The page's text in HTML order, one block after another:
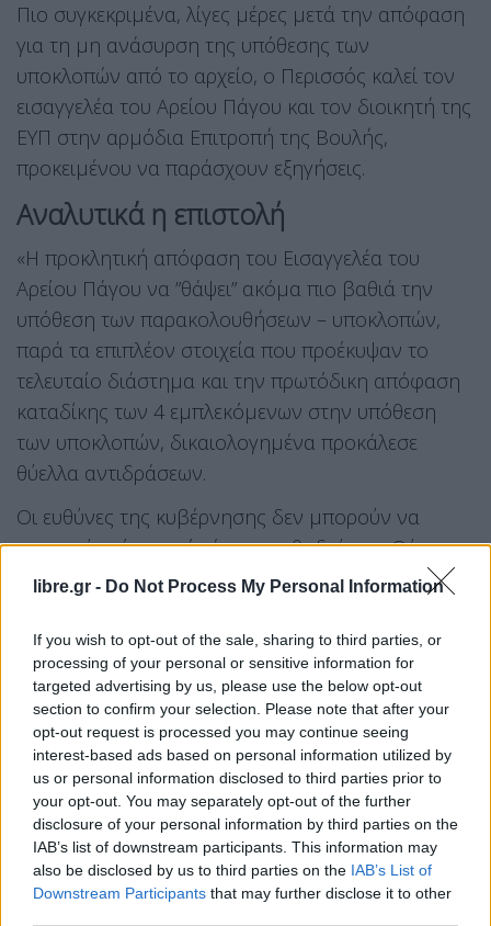
libre.gr - Do Not Process My Personal Information
If you wish to opt-out of the sale, sharing to third parties, or
processing of your personal or sensitive information for
targeted advertising by us, please use the below opt-out
section to confirm your selection. Please note that after your
opt-out request is processed you may continue seeing
interest-based ads based on personal information utilized by
us or personal information disclosed to third parties prior to
your opt-out. You may separately opt-out of the further
disclosure of your personal information by third parties on the
IAB’s list of downstream participants. This information may
also be disclosed by us to third parties on the IAB’s List of
Downstream Participants that may further disclose it to other
Πιο συγκεκριμένα, λίγες μέρες μετά την απόφαση
για τη μη ανάσυρση της υπόθεσης των
υποκλοπών από το αρχείο, ο Περισσός καλεί τον
εισαγγελέα του Αρείου Πάγου και τον διοικητή της
ΕΥΠ στην αρμόδια Επιτροπή της Βουλής,
προκειμένου να παράσχουν εξηγήσεις.
Αναλυτικά η επιστολή
«Η προκλητική απόφαση του Εισαγγελέα του
Αρείου Πάγου να ”θάψει” ακόμα πιο βαθιά την
υπόθεση των παρακολουθήσεων – υποκλοπών,
παρά τα επιπλέον στοιχεία που προέκυψαν το
τελευταίο διάστημα και την πρωτόδικη απόφαση
καταδίκης των 4 εμπλεκόμενων στην υπόθεση
των υποκλοπών, δικαιολογημένα προκάλεσε
θύελλα αντιδράσεων.
Οι ευθύνες της κυβέρνησης δεν μπορούν να
κρυφτούν πίσω από τέτοιες μεθοδεύσεις. Ούτε
μπορεί να κρυφτεί το ευρύτατο νομικό – θεσμικό
δικαίου της ΕΕ”, που ανάγει σε κανόνα το ”ουδείς
εξαιρείται των παρακολουθήσεων” και
εφαρμόζεται, ενισχύεται, εξοπλίζεται από όλες
ανεξαιρέτως τις κυβερνήσεις, στοχοποιώντας
πρωτίστως τον ”εχθρό-λαό”, τα λαϊκά δικαιώματα
και ελευθερίες.
Για όλους αυτούς τους λόγους θεωρούμε ότι
πρέπει να συγκληθεί άμεσα η Επιτροπή Θεσμών
και Διαφάνειας και να κληθούν σε αυτήν τόσο ο